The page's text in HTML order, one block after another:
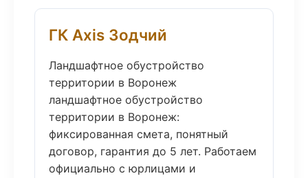
ГК Axis Зодчий
Ландшафтное обустройство
территории в Воронеж
ландшафтное обустройство
территории в Воронеж:
фиксированная смета, понятный
договор, гарантия до 5 лет. Работаем
официально с юрлицами и